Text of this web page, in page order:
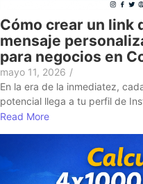
Cómo crear un link
mensaje
para negocios en
mayo 11, 2026 /
En la era de la inmediatez,
potencial llega a tu perfil de
Read More